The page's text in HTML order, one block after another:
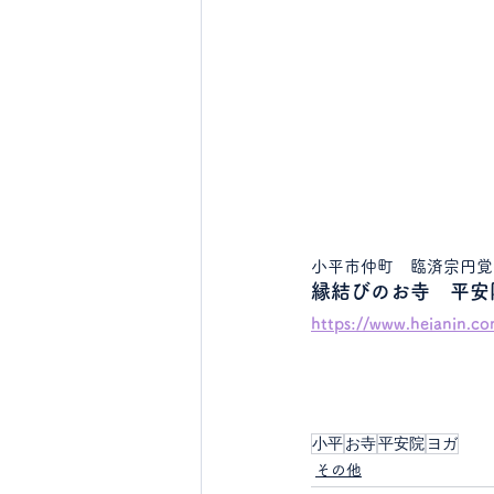
小平市仲町　臨済宗円
縁結びのお寺　平安
https://
小平お寺平安院 ヨガ
その他